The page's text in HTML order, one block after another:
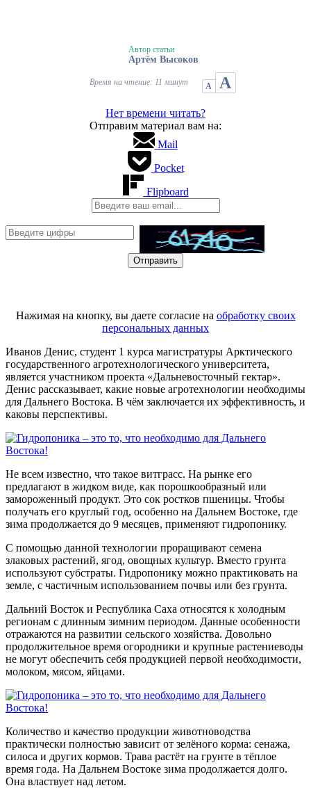
Автор статьи
Артём Высоков
Время на чтение: 11 минут А А
Нет времени читать?
Отправим материал вам на:
Mail
Pocket
Flipboard
Нажимая на кнопку, вы даете согласие на обработку своих
персональных данных
Иванов Денис, студент 1 курса магистратуры Арктического
государственного агротехнологического университета,
является участником проекта «Дальневосточный гектар».
Денис рассказывает, какие новые агротехнологии необходимы
для Дальнего Востока. В чём заключается их эффективность, и
каковы перспективы.
Не всем известно, что такое витграсс. На рынке его
предлагают в жидком виде, как порошкообразный или
замороженный продукт. Это сок ростков пшеницы. Чтобы
получать его круглый год, особенно на Дальнем Востоке, где
зима продолжается до 9 месяцев, применяют гидропонику.
С помощью данной технологии проращивают семена
злаковых растений, ягод, овощных культур. Вместо грунта
используют субстраты. Гидропонику можно практиковать на
земле, с частичным использованием почвы или без грунта.
Дальний Восток и Республика Саха относятся к холодным
регионам с длинным зимним периодом. Данные особенности
отражаются на развитии сельского хозяйства. Довольно
продолжительное время огородники и крупные растениеводы
не могут обеспечить себя продукцией первой необходимости,
молоком, мясом, яйцами.
Количество и качество продукции животноводства
практически полностью зависит от зелёного корма: сенажа,
силоса и других кормов. Трава растёт на грунте в тёплое
время года. На Дальнем Востоке зима продолжается долго.
Она властвует над летом.